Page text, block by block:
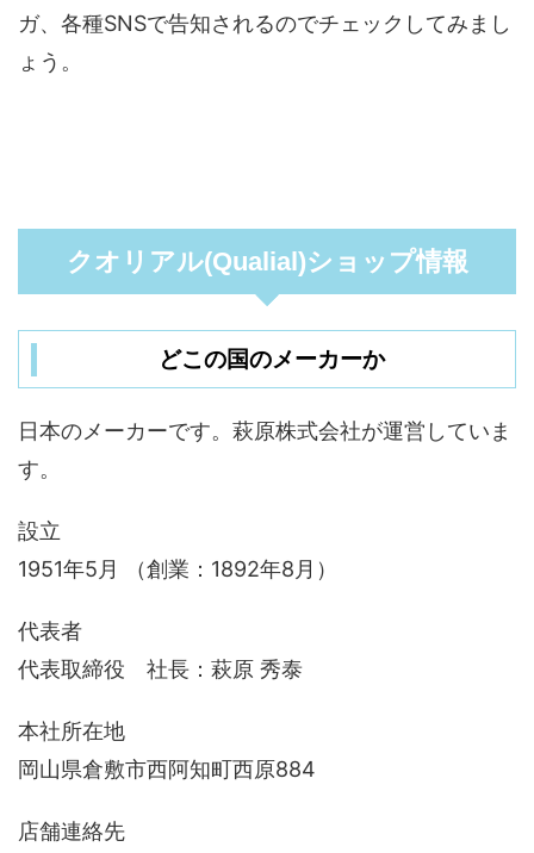
ガ、各種SNSで告知されるのでチェックしてみまし
ょう。
クオリアル(Qualial)ショップ情報
どこの国のメーカーか
日本のメーカーです。萩原株式会社が運営していま
す。
設立
1951年5月 （創業：1892年8月）
代表者
代表取締役 社長：萩原 秀泰
本社所在地
岡山県倉敷市西阿知町西原884
店舗連絡先